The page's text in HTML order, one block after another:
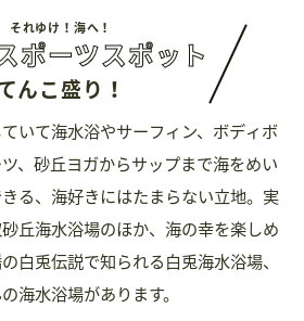
それゆけ！海へ！
ポーツスポット
んこ盛り！
いて海水浴やサーフィン、ボディボ
、砂丘ヨガからサップまで海をめい
る、海好きにはたまらない立地。実
丘海水浴場のほか、海の幸を楽しめ
白兎伝説で知られる白兎海水浴場、
海水浴場があります。